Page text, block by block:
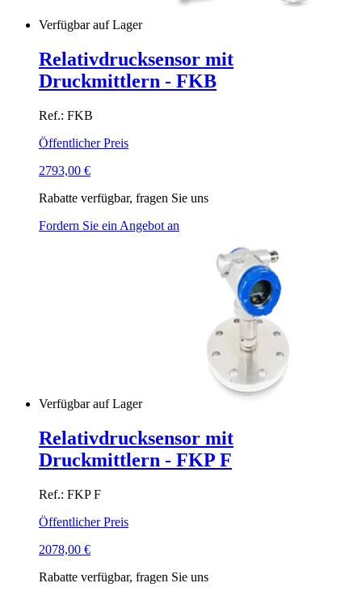
Verfügbar auf Lager
Relativdrucksensor mit
Druckmittlern - FKB
Ref.: FKB
Öffentlicher Preis
2793,00 €
Rabatte verfügbar, fragen Sie uns
Fordern Sie ein Angebot an
Verfügbar auf Lager
Relativdrucksensor mit
Druckmittlern - FKP F
Ref.: FKP F
Öffentlicher Preis
2078,00 €
Rabatte verfügbar, fragen Sie uns